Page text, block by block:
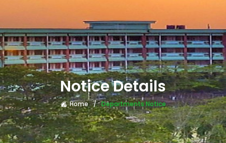
Notice Details
Home Departments Notice